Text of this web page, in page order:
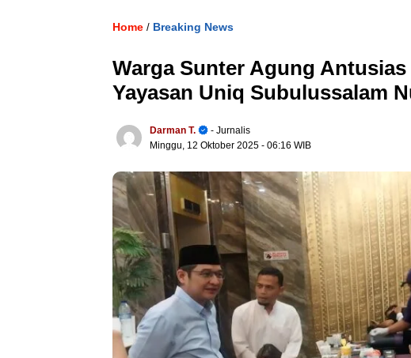
Home / Breaking News
Warga Sunter Agung
Yayasan Uniq Subulussalam
Darman T.
- Jurnalis
Minggu, 12 Oktober 2025 - 06:16 WIB